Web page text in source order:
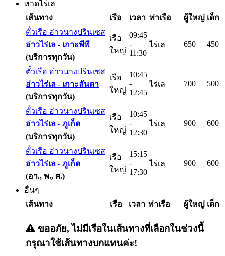
หาดไร่เล
เส้นทาง
เรือ เวลา ท่าเรือ ผู้ใหญ่ เด็ก
ตั๋วเรือ อ่าวนางปรินเซส
อ่าวไร่เล - เกาะพีพี
(บริการทุกวัน)
เรือ
ใหญ่
09:45
-
11:30
ไร่เล 650 450
ตั๋วเรือ อ่าวนางปรินเซส
อ่าวไร่เล - เกาะลันตา
(บริการทุกวัน)
เรือ
ใหญ่
10:45
-
12:45
ไร่เล 700 500
ตั๋วเรือ อ่าวนางปรินเซส
อ่าวไร่เล - ภูเก็ต
(บริการทุกวัน)
เรือ
ใหญ่
10:45
-
12:30
ไร่เล 900 600
ตั๋วเรือ อ่าวนางปรินเซส
อ่าวไร่เล - ภูเก็ต
(อา., พ., ศ.)
เรือ
ใหญ่
15:15
-
17:30
ไร่เล 900 600
อื่นๆ
เส้นทาง
เรือ เวลา ท่าเรือ ผู้ใหญ่ เด็ก
ขออภัย, ไม่มีเรือในเส้นทางที่เลือกในช่วงนี้
กรุณาใช้เส้นทางบกแทนค่ะ!